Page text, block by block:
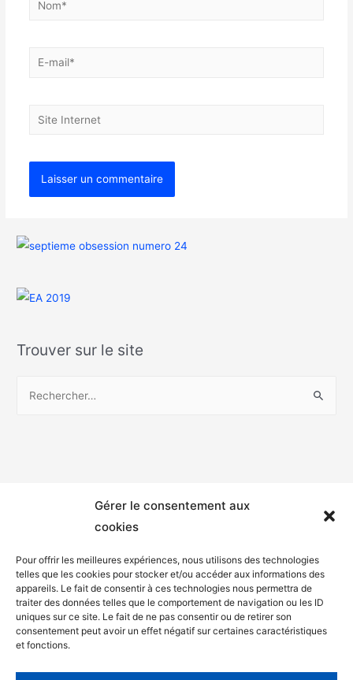
Gérer le consentement aux
cookies
Pour offrir les meilleures expériences, nous utilisons des technologies
telles que les cookies pour stocker et/ou accéder aux informations des
appareils. Le fait de consentir à ces technologies nous permettra de
traiter des données telles que le comportement de navigation ou les ID
uniques sur ce site. Le fait de ne pas consentir ou de retirer son
consentement peut avoir un effet négatif sur certaines caractéristiques
et fonctions.
Trouver sur le site
Mentions légales
Politique de confidentialité